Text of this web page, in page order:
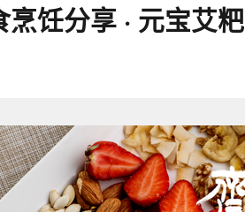
饪分享 · 元宝艾粑